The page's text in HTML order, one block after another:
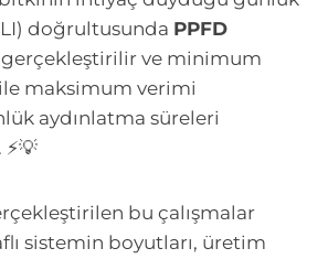
doğrultusunda PPFD
gerçekleştirilir ve minimum
maksimum verimi
aydınlatma süreleri
bu çalışmalar
sistemin boyutları, üretim